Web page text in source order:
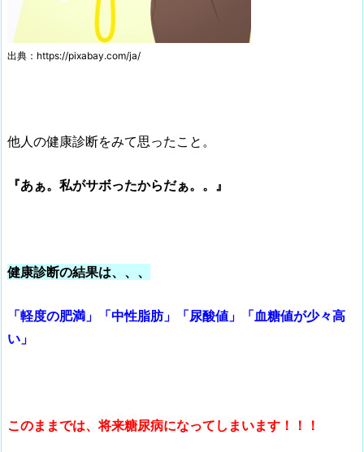
出典：https://pixabay.com/ja/
他人の健康診断をみて思ったこと。
『あぁ。私がサボったからだぁ。。』
健康診断の結果は、、、
「軽度の肥満」
「中性脂肪」「尿酸値」「血糖値が少々高
い」
このままでは、将来糖尿病になってしまいます！！！